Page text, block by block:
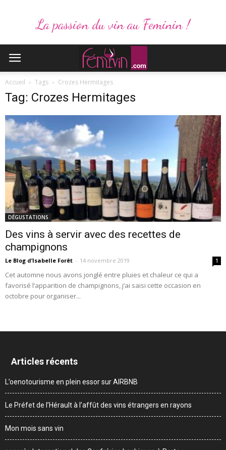
La passion du vin au Feminin !
Accueil Tags Crozes Hermitages
Tag: Crozes Hermitages
DÉGUSTATIONS
Des vins à servir avec des recettes de
champignons
Le Blog d’Isabelle Forêt - 14 novembre 2019 1
Cet automne nous avons jonglé entre pluies et chaleur ce qui a
favorisé l’apparition de champignons, j’ai saisi cette occasion en
octobre pour organiser...
Articles récents
L’oenotourisme en plein essor sur AIRBNB
Le Préfet de l’Hérault à l’affût des vins étrangers en rayons
Mon mois sans vin